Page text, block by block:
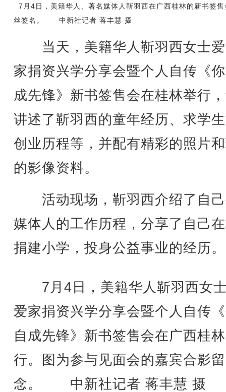
7月4日，美籍华人、著名媒体人靳羽西在广西桂林的新书签
丝签名。 中新社记者 蒋丰慧 摄
当天，美籍华人靳羽西女士
家捐资兴学分享会暨个人自传《
成先锋》新书签售会在桂林举行
讲述了靳羽西的童年经历、求学
创业历程等，并配有精彩的照片
的影像资料。
活动现场，靳羽西介绍了自
媒体人的工作历程，分享了自己
捐建小学，投身公益事业的经历。
7月4日，美籍华人靳羽西女
爱家捐资兴学分享会暨个人自传
自成先锋》新书签售会在广西桂
行。图为参与见面会的嘉宾合影留
念。 中新社记者 蒋丰慧 摄